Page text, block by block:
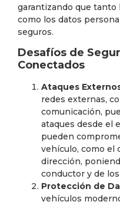
garantizando que
como los datos
seguros.
Desafíos de
Conectados
Ataques
redes externas,
comunicación,
ataques desde el
pueden
vehículo, como el
dirección,
conductor y de
Protección de
vehículos